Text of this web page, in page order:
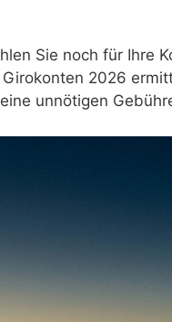
Sie noch für Ihre
2026
unnötigen